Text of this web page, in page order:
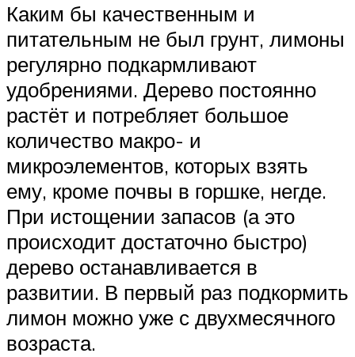
Каким бы качественным и
питательным не был грунт, лимоны
регулярно подкармливают
удобрениями. Дерево постоянно
растёт и потребляет большое
количество макро- и
микроэлементов, которых взять
ему, кроме почвы в горшке, негде.
При истощении запасов (а это
происходит достаточно быстро)
дерево останавливается в
развитии. В первый раз подкормить
лимон можно уже с двухмесячного
возраста.